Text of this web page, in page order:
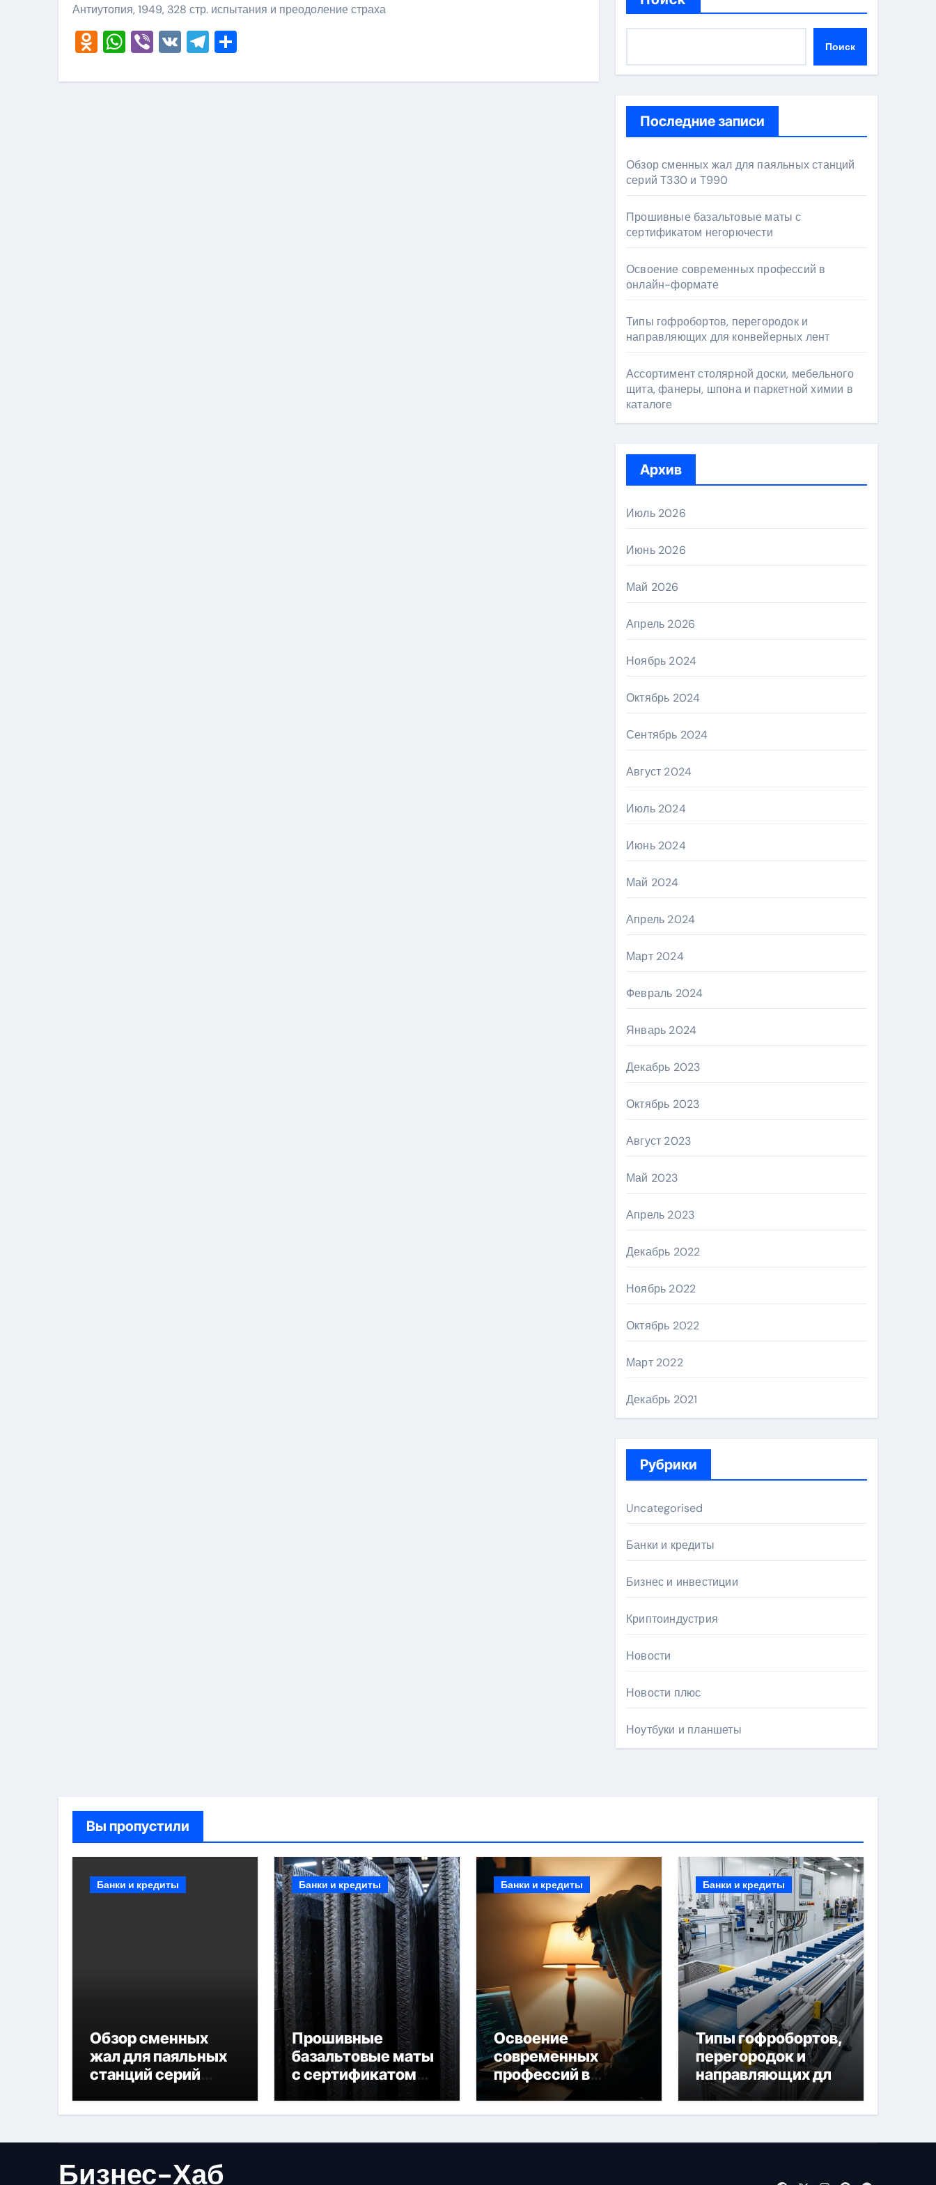
Антиутопия, 1949, 328 стр. испытания и преодоление страха
Odnoklassniki
WhatsApp
Viber
VKTelegram Поиск
Последние записи
Обзор сменных жал для паяльных станций
серий T330 и T990
Прошивные базальтовые маты с
сертификатом негорючести
Освоение современных профессий в
онлайн-формате
Типы гофробортов, перегородок и
направляющих для конвейерных лент
Ассортимент столярной доски, мебельного
щита, фанеры, шпона и паркетной химии в
каталоге
Архив
Июль 2026
Июнь 2026
Май 2026
Апрель 2026
Ноябрь 2024
Октябрь 2024
Сентябрь 2024
Август 2024
Июль 2024
Июнь 2024
Май 2024
Апрель 2024
Март 2024
Февраль 2024
Январь 2024
Декабрь 2023
Октябрь 2023
Август 2023
Май 2023
Апрель 2023
Декабрь 2022
Ноябрь 2022
Октябрь 2022
Март 2022
Декабрь 2021
Рубрики
Uncategorised
Банки и кредиты
Бизнес и инвестиции
Криптоиндустрия
Новости
Новости плюс
Ноутбуки и планшеты
Вы пропустили
Банки и кредиты
Обзор сменных
жал для паяльных
станций серий
Банки и кредиты
Прошивные
базальтовые маты
с сертификатом
негорючести
Банки и кредиты
Освоение
современных
профессий в
онлайн-формате
Банки и кредиты
Типы гофробортов,
перегородок и
направляющих для
конвейерных лент
Бизнес-Хаб